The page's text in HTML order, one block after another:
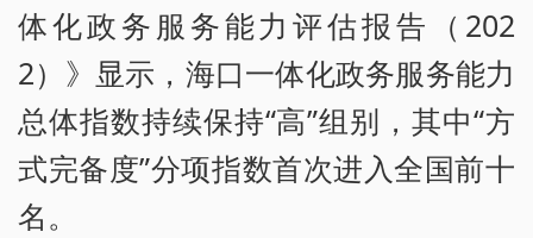
体化政务服务能力评估报告（202
2）》显示，海口一体化政务服务能力
总体指数持续保持“高”组别，其中“方
式完备度”分项指数首次进入全国前十
名。